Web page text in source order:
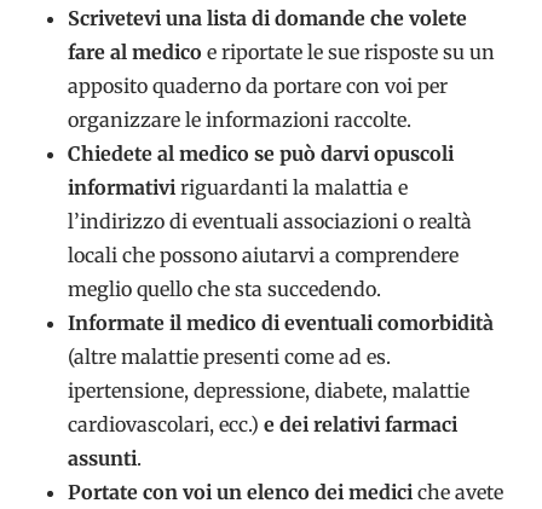
Scrivetevi una lista di domande che volete
fare al medico e riportate le sue risposte su un
apposito quaderno da portare con voi per
organizzare le informazioni raccolte.
Chiedete al medico se può darvi opuscoli
informativi riguardanti la malattia e
l’indirizzo di eventuali associazioni o realtà
locali che possono aiutarvi a comprendere
meglio quello che sta succedendo.
Informate il medico di eventuali comorbidità
(altre malattie presenti come ad es.
ipertensione, depressione, diabete, malattie
cardiovascolari, ecc.) e dei relativi farmaci
assunti.
Portate con voi un elenco dei medici che avete